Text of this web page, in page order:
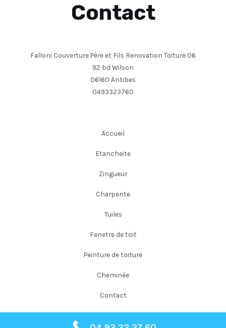
Contact
Falloni Couverture Père et Fils Renovation Toiture 06
92 bd Wilson
06160 Antibes
0493323760
Accueil
Etancheite
Zingueur
Charpente
Tuiles
Fenetre de toit
Peinture de toiture
Cheminée
Contact